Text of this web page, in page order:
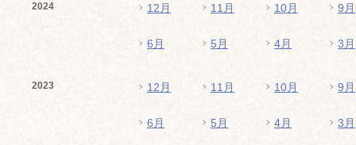
2024 12月 11月 10月 9月
6月 5月 4月 3月
2023 12月 11月 10月 9月
6月 5月 4月 3月